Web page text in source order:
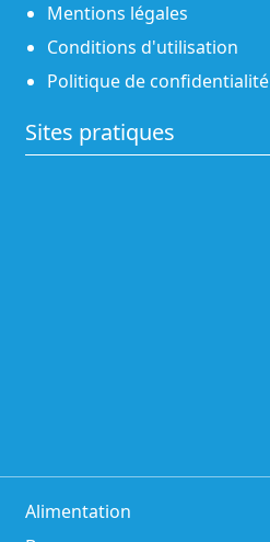
Mentions légales
Conditions d'utilisation
Politique de confidentialité
Sites pratiques
Alimentation